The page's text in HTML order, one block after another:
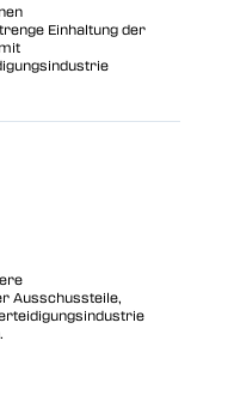
Einhaltung der
Ausschussteile,